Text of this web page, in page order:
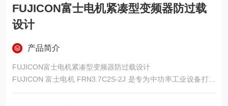
FUJICON富士电机紧凑型变频器防过载
设计
产品简介
FUJICON富士电机紧凑型变频器防过载设计
FUJICON 富士电机 FRN3.7C2S-2J 是专为中功率工业设备打造
的紧凑型变频器，适配 3.7kW 电机，以 “防过载设计" 为核心安